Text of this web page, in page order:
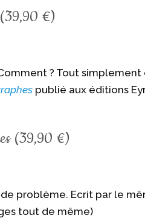
(39,90 €)
? Tout
publié aux éditions
(39,90 €)
problème. Ecrit par le
tout de même)